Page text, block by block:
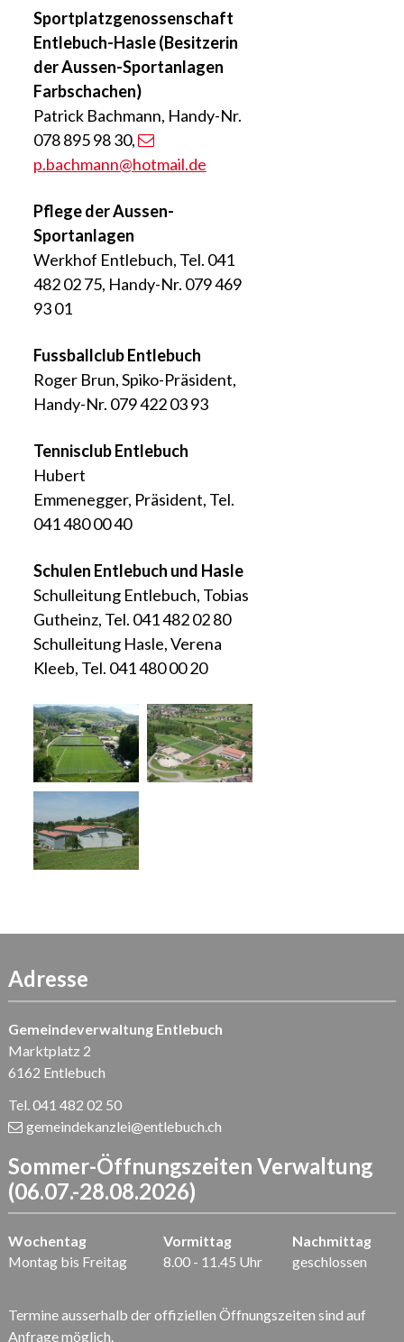
Sportplatzgenossenschaft
Entlebuch-Hasle (Besitzerin
der Aussen-Sportanlagen
Farbschachen)
Patrick Bachmann, Handy-Nr.
078 895 98 30,
p.bachmann@hotmail.de
Pflege der Aussen-
Sportanlagen
Werkhof Entlebuch, Tel. 041
482 02 75, Handy-Nr. 079 469
93 01
Fussballclub Entlebuch
Roger Brun, Spiko-Präsident,
Handy-Nr. 079 422 03 93
Tennisclub Entlebuch
Hubert
Emmenegger, Präsident, Tel.
041 480 00 40
Schulen Entlebuch und Hasle
Schulleitung Entlebuch, Tobias
Gutheinz, Tel. 041 482 02 80
Schulleitung Hasle, Verena
Kleeb, Tel. 041 480 00 20
Adresse
Gemeindeverwaltung Entlebuch
Marktplatz 2
6162 Entlebuch
Tel. 041 482 02 50
gemeindekanzlei@entlebuch.ch
Sommer-Öffnungszeiten Verwaltung
(06.07.-28.08.2026)
Wochentag Vormittag
Nachmittag
Montag bis Freitag
8.00 - 11.45 Uhr geschlossen
Termine ausserhalb der offiziellen Öffnungszeiten sind auf
Anfrage möglich.